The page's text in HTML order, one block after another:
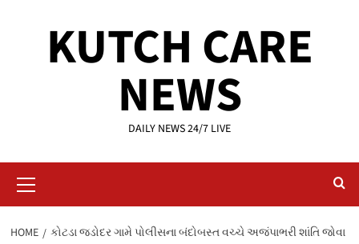
KUTCH CARE
NEWS
DAILY NEWS 24/7 LIVE
Menu
HOME
કોટડા જડોદર ગામે પોલીસના બંદોબસ્ત વચ્ચે અજંપાભરી શાંતિ જોવા